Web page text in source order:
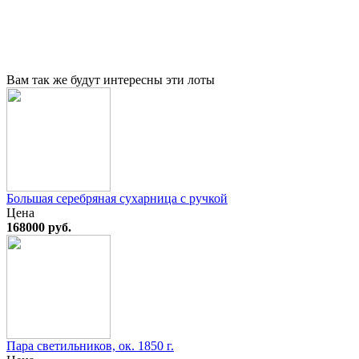
Вам так же будут интересны эти лоты
Большая серебряная сухарница с ручкой
Цена
168000 руб.
Пара светильников, ок. 1850 г.